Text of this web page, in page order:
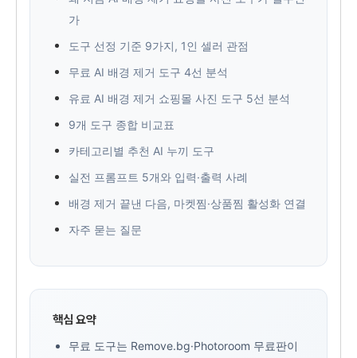
가
도구 선정 기준 9가지, 1인 셀러 관점
무료 AI 배경 제거 도구 4선 분석
유료 AI 배경 제거 쇼핑몰 사진 도구 5선 분석
9개 도구 종합 비교표
카테고리별 추천 AI 누끼 도구
실전 프롬프트 5개와 입력·출력 사례
배경 제거 끝낸 다음, 마켓찜·상품찜 활성화 연결
자주 묻는 질문
핵심 요약
무료 도구는 Remove.bg·Photoroom 무료판이